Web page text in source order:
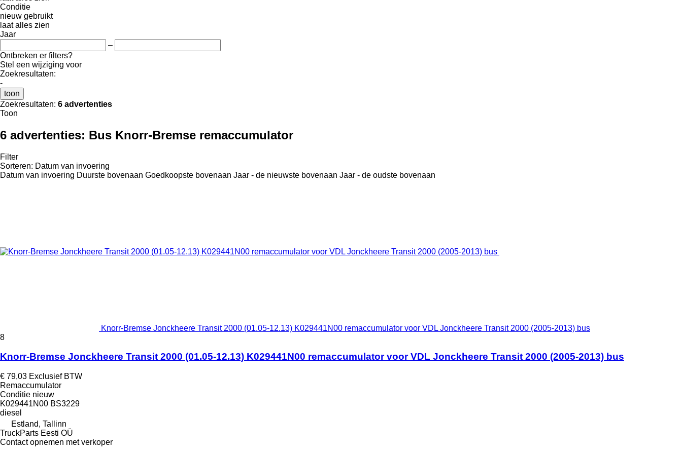
Conditie
nieuw gebruikt
laat alles zien
Jaar
–
Ontbreken er filters?
Stel een wijziging voor
Zoekresultaten:
-
toon
Zoekresultaten: 6 advertenties
Toon
6 advertenties: Bus Knorr-Bremse remaccumulator
Filter
Sorteren: Datum van invoering
Datum van invoering Duurste bovenaan Goedkoopste bovenaan Jaar - de nieuwste bovenaan Jaar - de oudste bovenaan
Knorr-Bremse Jonckheere Transit 2000 (01.05-12.13) K029441N00 remaccumulator voor VDL Jonckheere Transit 2000 (2005-2013) bus
8
Knorr-Bremse Jonckheere Transit 2000 (01.05-12.13) K029441N00 remaccumulator voor VDL Jonckheere Transit 2000 (2005-2013) bus
€ 79,03 Exclusief BTW
Remaccumulator
Conditie nieuw
K029441N00 BS3229
diesel
Estland, Tallinn
TruckParts Eesti OÜ
Contact opnemen met verkoper